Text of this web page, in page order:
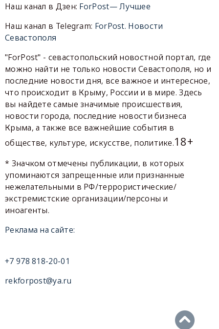
Наш канал в Дзен: ForPost— Лучшее
Наш канал в Telegram: ForPost. Новости
Севастополя
"ForPost" - севастопольский новостной портал, где
можно найти не только новости Севастополя, но и
последние новости дня, все важное и интересное,
что происходит в Крыму, России и в мире. Здесь
вы найдете самые значимые происшествия,
новости города, последние новости бизнеса
Крыма, а также все важнейшие события в
обществе, культуре, искусстве, политике.18+
* Значком отмечены публикации, в которых
упоминаются запрещенные или признанные
нежелательными в РФ/террористические/
экстремистские организации/персоны и
иноагенты.
Реклама на сайте:
+7 978 818-20-01
rekforpost@ya.ru